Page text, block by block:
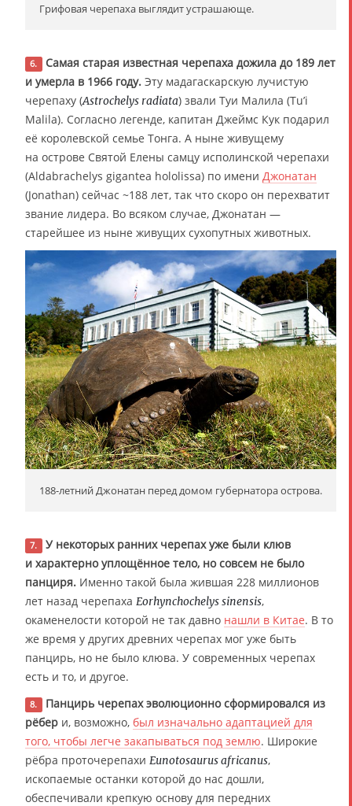
Грифовая черепаха выглядит устрашающе.
6.
Самая старая известная черепаха дожила до 189 лет
и умерла в 1966 году. Эту мадагаскарскую лучистую
черепаху (Astrochelys radiata) звали Туи Малила (Tu’i
Malila). Согласно легенде, капитан Джеймс Кук подарил
её королевской семье Тонга. А ныне живущему
на острове Святой Елены самцу исполинской черепахи
(Aldabrachelys gigantea hololissa) по имени Джонатан
(Jonathan) сейчас ~188 лет, так что скоро он перехватит
звание лидера. Во всяком случае, Джонатан —
старейшее из ныне живущих сухопутных животных.
188-летний Джонатан перед домом губернатора острова.
7.
У некоторых ранних черепах уже были клюв
и характерно уплощённое тело, но совсем не было
панциря. Именно такой была жившая 228 миллионов
лет назад черепаха Eorhynchochelys sinensis,
окаменелости которой не так давно нашли в Китае. В то
же время у других древних черепах мог уже быть
панцирь, но не было клюва. У современных черепах
есть и то, и другое.
8.
Панцирь черепах эволюционно сформировался из
рёбер и, возможно, был изначально адаптацией для
того, чтобы легче закапываться под землю. Широкие
рёбра проточерепахи Eunotosaurus africanus,
ископаемые останки которой до нас дошли,
обеспечивали крепкую основу для передних